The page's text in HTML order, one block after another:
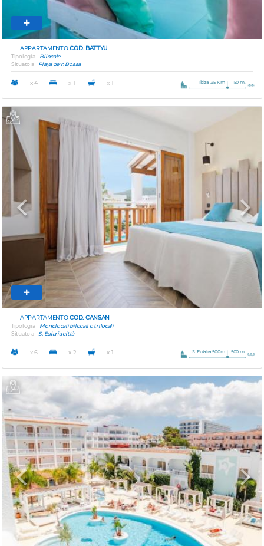
APPARTAMENTOCOD. BATTYU
Tipologia
Bilocale
Situato a
Playa de'n Bossa
x 4 x 1 x 1 Ibiza 3,5 Km 150 m.
Previous Next
APPARTAMENTOCOD. CANSAN
Tipologia
Monolocali bilocali o trilocali
Situato a
S. Eularia città
x 6 x 2 x 1 S. Eulalia 500m 500 m.
Previous Next